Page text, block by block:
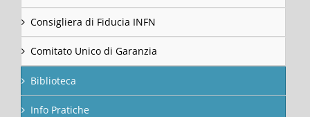
Consigliera di Fiducia INFN
Comitato Unico di Garanzia
Biblioteca
Info Pratiche